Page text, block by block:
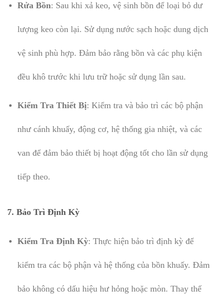
Rửa Bồn: Sau khi xả keo, vệ sinh bồn để loại bỏ dư
lượng keo còn lại. Sử dụng nước sạch hoặc dung dịch
vệ sinh phù hợp. Đảm bảo rằng bồn và các phụ kiện
đều khô trước khi lưu trữ hoặc sử dụng lần sau.
Kiểm Tra Thiết Bị: Kiểm tra và bảo trì các bộ phận
như cánh khuấy, động cơ, hệ thống gia nhiệt, và các
van để đảm bảo thiết bị hoạt động tốt cho lần sử dụng
tiếp theo.
7. Bảo Trì Định Kỳ
Kiểm Tra Định Kỳ: Thực hiện bảo trì định kỳ để
kiểm tra các bộ phận và hệ thống của bồn khuấy. Đảm
bảo không có dấu hiệu hư hỏng hoặc mòn. Thay thế